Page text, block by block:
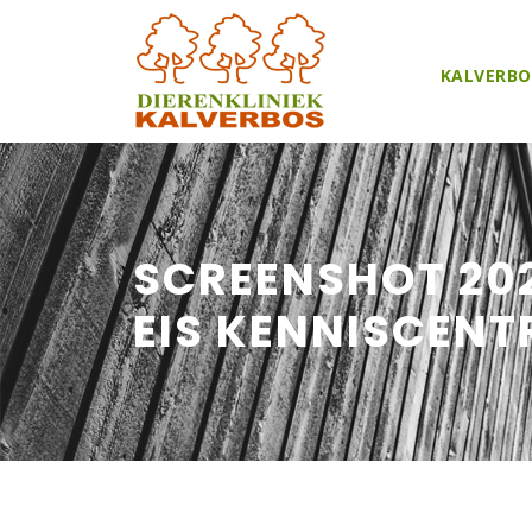
SCREENSHOT
EIS